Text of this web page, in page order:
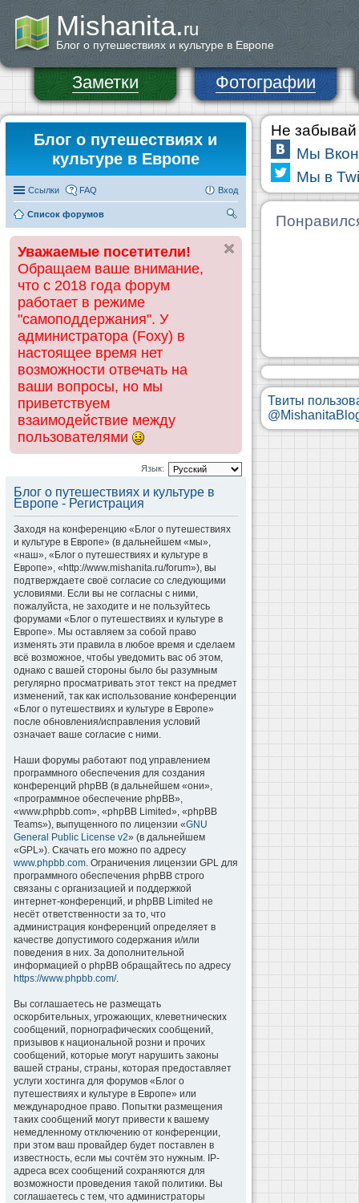
Mishanita.ru
Блог о путешествиях и культуре в Европе
Заметки Фотографии
Блог о путешествиях и
культуре в Европе
Ссылки FAQ Вход
Список форумов
ск
Уважаемые посетители!
Обращаем ваше внимание,
что с 2018 года форум
работает в режиме
"самоподдержания". У
администратора (Foxy) в
настоящее время нет
возможности отвечать на
ваши вопросы, но мы
приветствуем
взаимодействие между
пользователями
Язык:
Блог о путешествиях и культуре в
Европе - Регистрация
Заходя на конференцию «Блог о путешествиях
и культуре в Европе» (в дальнейшем «мы»,
«наш», «Блог о путешествиях и культуре в
Европе», «http://www.mishanita.ru/forum»), вы
подтверждаете своё согласие со следующими
условиями. Если вы не согласны с ними,
пожалуйста, не заходите и не пользуйтесь
форумами «Блог о путешествиях и культуре в
Европе». Мы оставляем за собой право
изменять эти правила в любое время и сделаем
всё возможное, чтобы уведомить вас об этом,
однако с вашей стороны было бы разумным
регулярно просматривать этот текст на предмет
изменений, так как использование конференции
«Блог о путешествиях и культуре в Европе»
после обновления/исправления условий
означает ваше согласие с ними.
Наши форумы работают под управлением
программного обеспечения для создания
конференций phpBB (в дальнейшем «они»,
«программное обеспечение phpBB»,
«www.phpbb.com», «phpBB Limited», «phpBB
Teams»), выпущенного по лицензии «GNU
General Public License v2» (в дальнейшем
«GPL»). Скачать его можно по адресу
www.phpbb.com. Ограничения лицензии GPL для
программного обеспечения phpBB строго
связаны с организацией и поддержкой
интернет-конференций, и phpBB Limited не
несёт ответственности за то, что
администрация конференций определяет в
качестве допустимого содержания и/или
поведения в них. За дополнительной
информацией о phpBB обращайтесь по адресу
https://www.phpbb.com/.
Вы соглашаетесь не размещать
оскорбительных, угрожающих, клеветнических
сообщений, порнографических сообщений,
призывов к национальной розни и прочих
сообщений, которые могут нарушить законы
вашей страны, страны, которая предоставляет
услуги хостинга для форумов «Блог о
путешествиях и культуре в Европе» или
международное право. Попытки размещения
таких сообщений могут привести к вашему
немедленному отключению от конференции,
при этом ваш провайдер будет поставлен в
известность, если мы сочтём это нужным. IP-
адреса всех сообщений сохраняются для
возможности проведения такой политики. Вы
соглашаетесь с тем, что администраторы
Не забывай
Мы
Мы в
Твиты